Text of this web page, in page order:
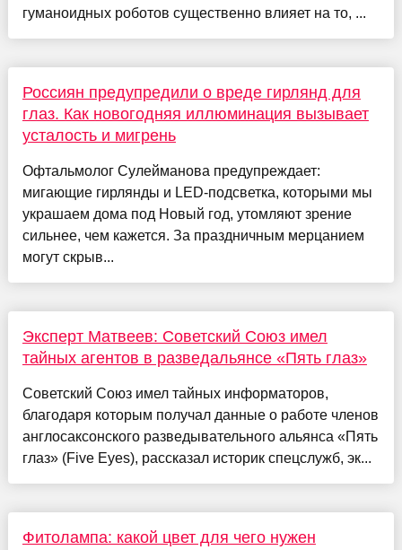
гуманоидных роботов существенно влияет на то, ...
Россиян предупредили о вреде гирлянд для
глаз. Как новогодняя иллюминация вызывает
усталость и мигрень
Офтальмолог Сулейманова предупреждает:
мигающие гирлянды и LED-подсветка, которыми мы
украшаем дома под Новый год, утомляют зрение
сильнее, чем кажется. За праздничным мерцанием
могут скрыв...
Эксперт Матвеев: Советский Союз имел
тайных агентов в разведальянсе «Пять глаз»
Советский Союз имел тайных информаторов,
благодаря которым получал данные о работе членов
англосаксонского разведывательного альянса «Пять
глаз» (Five Eyes), рассказал историк спецслужб, эк...
Фитолампа: какой цвет для чего нужен